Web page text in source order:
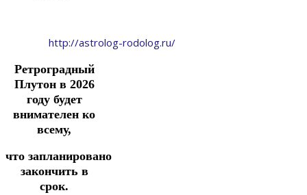
http://astrolog-rodolog.ru/
Ретроградный
Плутон в 2026
году будет
внимателен ко
всему,
что запланировано
закончить в
срок.